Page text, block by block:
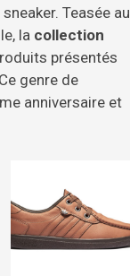
Teasée au
la collection
présentés
genre de
anniversaire et